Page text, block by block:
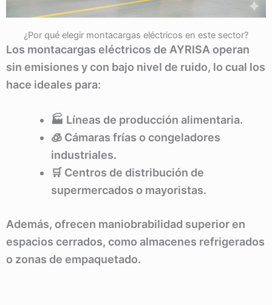
¿Por qué elegir montacargas eléctricos en este sector?
Los montacargas eléctricos de AYRISA operan
sin emisiones y con bajo nivel de ruido, lo cual los
hace ideales para:
🏭 Líneas de producción alimentaria.
🧊 Cámaras frías o congeladores
industriales.
🛒 Centros de distribución de
supermercados o mayoristas.
Además, ofrecen maniobrabilidad superior en
espacios cerrados, como almacenes refrigerados
o zonas de empaquetado.